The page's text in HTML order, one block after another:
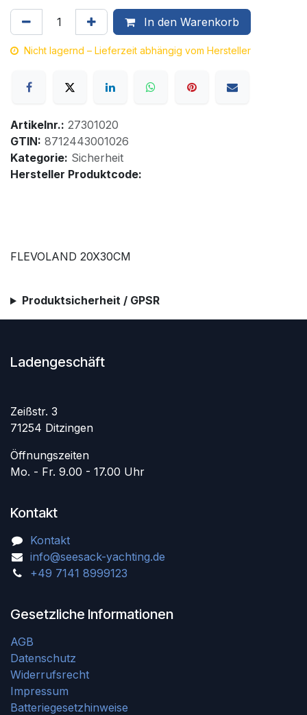
In den Warenkorb
Nicht lagernd – Lieferzeit abhängig vom Hersteller
Artikelnr.: 27301020
GTIN: 8712443001026
Kategorie: Sicherheit
Hersteller Produktcode:
FLEVOLAND 20X30CM
Produktsicherheit / GPSR
Ladengeschäft
Zeißstr. 3
71254 Ditzingen
Öffnungszeiten
Mo. - Fr. 9.00 - 17.00 Uhr
Kontakt
Kontakt
info@seesack-yachting.de
+49 7141 8999123
Gesetzliche Informationen
AGB
Datenschutz
Widerrufsrecht
Impressum
Batteriegesetzhinweise